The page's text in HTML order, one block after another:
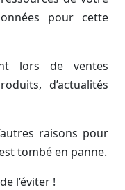
pour cette
lors de ventes
d’actualités
raisons pour
tombé en panne.
l’éviter !